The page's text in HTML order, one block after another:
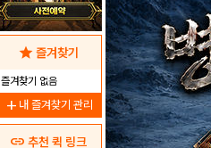
star 즐겨찾기
즐겨찾기 없음
add 내 즐겨찾기 관리
link 추천 퀵 링크